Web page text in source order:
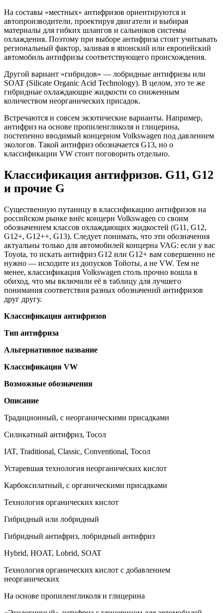
На составы «местных» антифризов ориентируются и
автопроизводители, проектируя двигатели и выбирая
материалы для гибких шлангов и сальников системы
охлаждения. Поэтому при выборе антифриза стоит учитывать
региональный фактор, заливая в японский или европейский
автомобиль антифризы соответствующего происхождения.
Другой вариант «гибридов» — лобридные антифризы или
SOAT (Silicate Organic Acid Technology). В целом, это те же
гибридные охлаждающие жидкости со сниженным
количеством неорганических присадок.
Встречаются и совсем экзотические варианты. Например,
антифриз на основе пропиленгликоля и глицерина,
постепенно вводимый концерном Volkswagen под давлением
экологов. Такой антифриз обозначается G13, но о
классификации VW стоит поговорить отдельно.
Классификация антифризов. G11, G12
и прочие G
Существенную путаницу в классификацию антифризов на
российском рынке внёс концерн Volkswagen со своим
обозначением классов охлаждающих жидкостей (G11, G12,
G12+, G12++, G13). Следует понимать, что эти обозначения
актуальны только для автомобилей концерна VAG: если у вас
Toyota, то искать антифриз G12 или G12+ вам совершенно не
нужно — исходите из допусков Тойоты, а не VW. Тем не
менее, классификация Volkswagen столь прочно вошла в
обиход, что мы включили её в таблицу для лучшего
понимания соответствия разных обозначений антифризов
друг другу.
Классификация антифризов
Тип антифриза
Альтернативное название
Классификация VW
Возможные обозначения
Описание
Традиционный, с неорганическими присадками
Силикатный антифриз, Тосол
IAT, Traditional, Classic, Conventional, Тосол
Устаревшая технология неорганических кислот
Карбоксилатный, с органическими присадками
Технология органических кислот
Гибридный или лобридный
Гибридный антифриз, лобридный антифриз
Hybrid, HOAT, Lobrid, SOAT
Технология органических кислот с добавлением
неорганических
На основе пропиленгликоля и глицерина